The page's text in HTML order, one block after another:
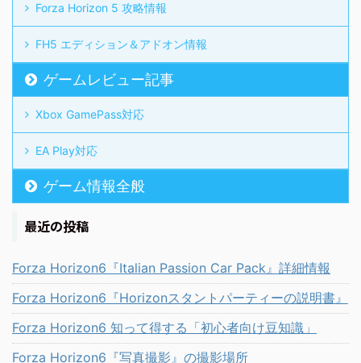
Forza Horizon 5 攻略情報
FH5 エディション＆アドオン情報
ゲームレビュー記事
Xbox GamePass対応
EA Play対応
ゲーム情報全般
最近の投稿
Forza Horizon6『Italian Passion Car Pack』詳細情報
Forza Horizon6『Horizonスタントパーティーの説明書』
Forza Horizon6 知って得する「初心者向け豆知識」
Forza Horizon6『写真撮影』の撮影場所